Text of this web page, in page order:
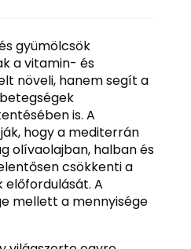
gyümölcsök
a vitamin- és
növeli, hanem segít a
is. A
hogy a mediterrán
olívaolajban, halban és
csökkenti a
előfordulását. A
mellett a mennyisége